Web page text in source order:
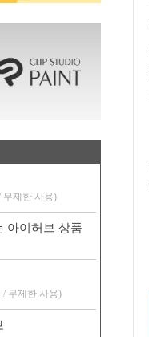
무제한 사용)
아이허브 상품
/ 무제한 사용)